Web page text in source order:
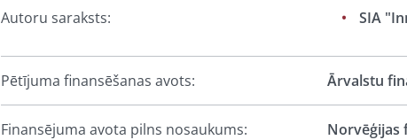
Autoru saraksts: SIA
Pētījuma finansēšanas avots: Ārvalstu
Finansējuma avota pilns nosaukums:
Norvēģijas